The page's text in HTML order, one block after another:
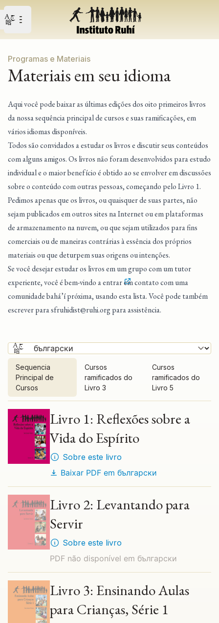
Abrir o menu principal
Open user menu
Programas e Materiais
Materiais em seu idioma
Aqui você pode baixar as últimas edições dos oito primeiros livros
da nossa sequência principal de cursos e suas ramificações, em
vários idiomas disponíveis.
Todos são convidados a estudar os livros e discutir seus conteúdos
com alguns amigos. Os livros não foram desenvolvidos para estudo
individual e o maior benefício é obtido ao se envolver em discussões
sobre o conteúdo com outras pessoas, começando pelo Livro 1.
Pedimos apenas que os livros, ou quaisquer de suas partes, não
sejam publicados em outros sites na Internet ou em plataformas
de armazenamento na nuvem, ou que sejam utilizados para fins
comerciais ou de maneiras contrárias à essência dos próprios
materiais ou que deturpem suas origens ou intenções.
Se você desejar estudar os livros em um grupo com um tutor
experiente, você é bem-vindo a entrarem contato com uma
comunidade bahá’í próxima, usando esta lista. Você pode também
escrever parasfruhidist@ruhi.orgpara assistência.
Sequencia
Principal de
Cursos
Cursos
ramificados do
Livro 3
Cursos
ramificados do
Livro 5
Livro 1: Reflexões sobre a
Vida do Espírito
Sobre este livro
Baixar PDF emбългарски
Livro 2: Levantando para
Servir
Sobre este livro
PDF não disponível em български
Livro 3: Ensinando Aulas
para Crianças, Série 1